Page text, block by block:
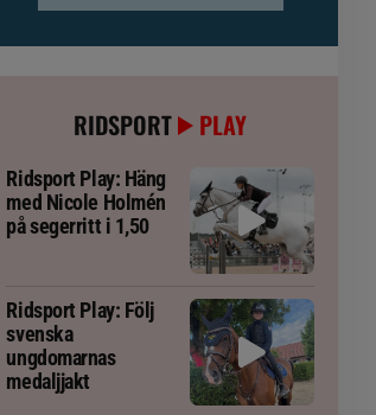
RIDSPORT PLAY
Ridsport Play: Häng
med Nicole Holmén
på segerritt i 1,50
Ridsport Play: Följ
svenska
ungdomarnas
medaljjakt